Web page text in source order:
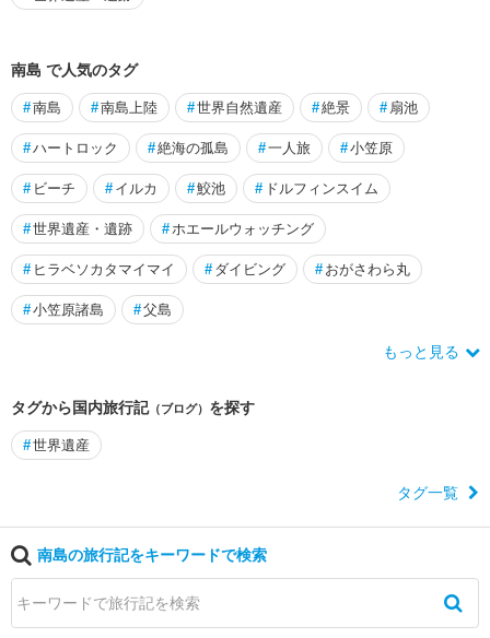
ツ
新
宿
・
田
馬
場
・
四
ツ
谷
袋
巣
東
京
タ
南島 で人気のタグ
#南島 #南島上陸 #世界自然遺産 #絶景 # 扇池
#ハートロック #絶海の孤島 #一人旅 #小笠原
# ビーチ # イルカ #鮫池 # ドルフィンスイム
#世界遺産・遺跡 #ホエールウォッチング
# ヒラベソカタマイマイ # ダイビング # おがさわら丸
#小笠原諸島 #父島
もっと見る
タグから国内旅行記（ブログ） を探す
#世界遺産
タグ一覧
南島の旅行記をキーワードで検索